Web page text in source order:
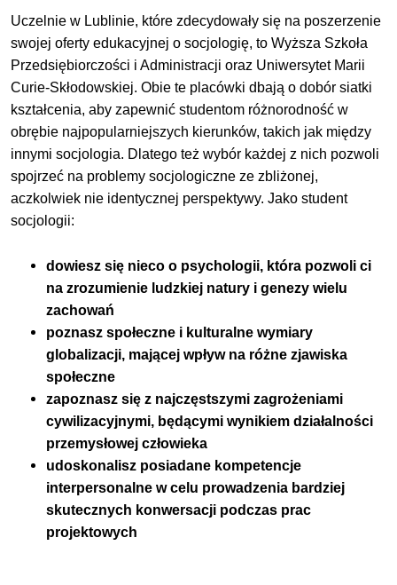
Uczelnie w Lublinie, które zdecydowały się na poszerzenie
swojej oferty edukacyjnej o socjologię, to Wyższa Szkoła
Przedsiębiorczości i Administracji oraz Uniwersytet Marii
Curie-Skłodowskiej. Obie te placówki dbają o dobór siatki
kształcenia, aby zapewnić studentom różnorodność w
obrębie najpopularniejszych kierunków, takich jak między
innymi socjologia. Dlatego też wybór każdej z nich pozwoli
spojrzeć na problemy socjologiczne ze zbliżonej,
aczkolwiek nie identycznej perspektywy. Jako student
socjologii:
dowiesz się nieco o psychologii, która pozwoli ci
na zrozumienie ludzkiej natury i genezy wielu
zachowań
poznasz społeczne i kulturalne wymiary
globalizacji, mającej wpływ na różne zjawiska
społeczne
zapoznasz się z najczęstszymi zagrożeniami
cywilizacyjnymi, będącymi wynikiem działalności
przemysłowej człowieka
udoskonalisz posiadane kompetencje
interpersonalne w celu prowadzenia bardziej
skutecznych konwersacji podczas prac
projektowych